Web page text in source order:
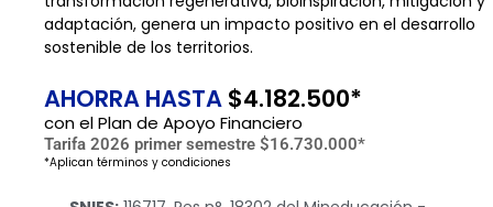
adaptación, genera un impacto positivo en el desarrollo
sostenible de los territorios.
AHORRA HASTA $4.182.500*
con el Plan de Apoyo Financiero
Tarifa 2026 primer semestre $16.730.000*
*Aplican términos y condiciones